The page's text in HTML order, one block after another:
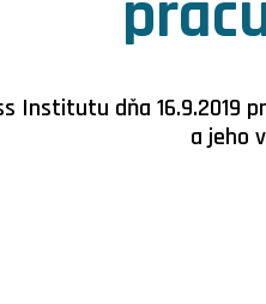
Institutu dňa 16.9.2019
a jeho